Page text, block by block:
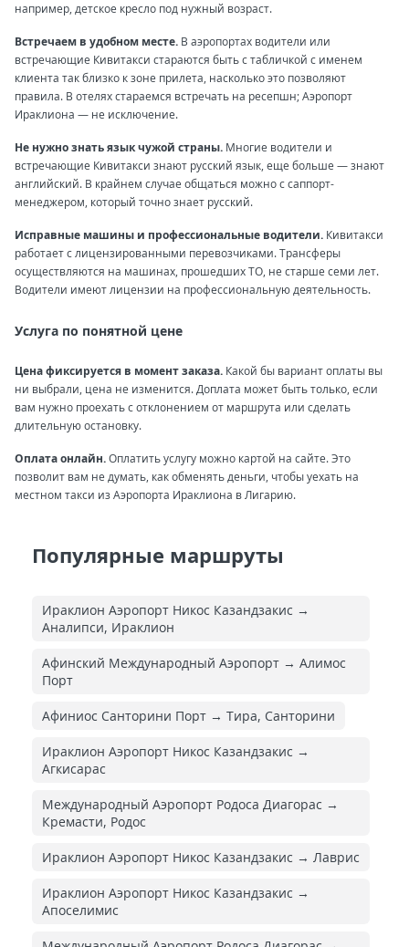
например, детское кресло под нужный возраст.
Встречаем в удобном месте. В аэропортах водители или
встречающие Кивитакси стараются быть с табличкой с именем
клиента так близко к зоне прилета, насколько это позволяют
правила. В отелях стараемся встречать на ресепшн; Аэропорт
Ираклиона — не исключение.
Не нужно знать язык чужой страны. Многие водители и
встречающие Кивитакси знают русский язык, еще больше — знают
английский. В крайнем случае общаться можно с саппорт-
менеджером, который точно знает русский.
Исправные машины и профессиональные водители. Кивитакси
работает с лицензированными перевозчиками. Трансферы
осуществляются на машинах, прошедших ТО, не старше семи лет.
Водители имеют лицензии на профессиональную деятельность.
Услуга по понятной цене
Цена фиксируется в момент заказа. Какой бы вариант оплаты вы
ни выбрали, цена не изменится. Доплата может быть только, если
вам нужно проехать с отклонением от маршрута или сделать
длительную остановку.
Оплата онлайн.Оплатить услугу можно картой на сайте. Это
позволит вам не думать, как обменять деньги, чтобы уехать на
местном такси из Аэропорта Ираклиона в Лигарию.
Популярные маршруты
Ираклион Аэропорт Никос Казандзакис →
Аналипси, Ираклион
Афинский Международный Аэропорт → Алимос
Порт
Афиниос Санторини Порт → Тира, Санторини
Ираклион Аэропорт Никос Казандзакис →
Агкисарас
Международный Аэропорт Родоса Диагорас →
Кремасти, Родос
Ираклион Аэропорт Никос Казандзакис → Лаврис
Ираклион Аэропорт Никос Казандзакис →
Апоселимис